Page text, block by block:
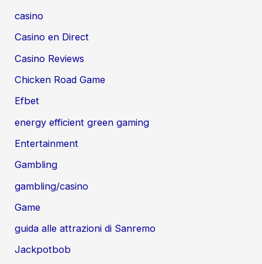
casino
Casino en Direct
Casino Reviews
Chicken Road Game
Efbet
energy efficient green gaming
Entertainment
Gambling
gambling/casino
Game
guida alle attrazioni di Sanremo
Jackpotbob